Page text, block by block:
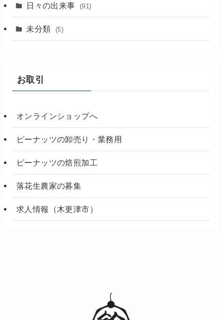
(18)
日々の出来事 (91)
未分類 (5)
お取引
オンラインショップへ
ピーナッツの卸売り・業務用
ピーナッツの焙煎加工
落花生農家の募集
求人情報（木更津市）